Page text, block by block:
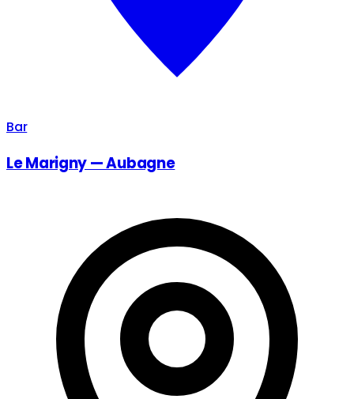
Bar
Le Marigny — Aubagne